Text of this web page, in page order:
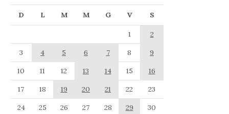
D L M M G V S
1
2
3
4 5 6 7 8
9
10
11 12 13 14 15
16
17
18 19 20 21 22
23
24
25 26 27 28 29
30